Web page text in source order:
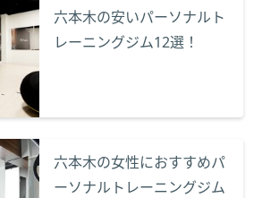
六本木の安いパーソナルト
レーニングジム12選！
六本木の女性におすすめパ
ーソナルトレーニングジム